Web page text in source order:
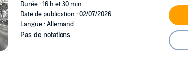
Durée : 16 h et 30 min
Date de publication : 02/07/2026
Langue : Allemand
Pas de notations